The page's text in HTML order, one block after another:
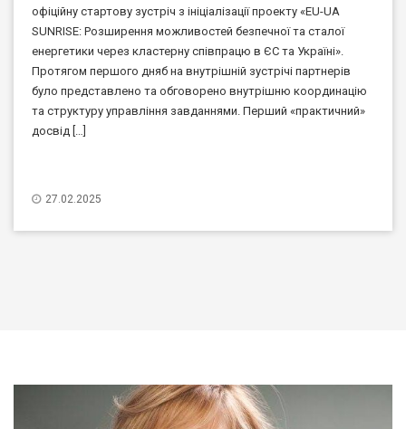
офіційну стартову зустріч з ініціалізації проекту «EU-UA
SUNRISE: Розширення можливостей безпечної та сталої
енергетики через кластерну співпрацю в ЄС та Україні».
Протягом першого дняб на внутрішній зустрічі партнерів
було представлено та обговорено внутрішню координацію
та структуру управління завданнями. Перший «практичний»
досвід […]
27.02.2025